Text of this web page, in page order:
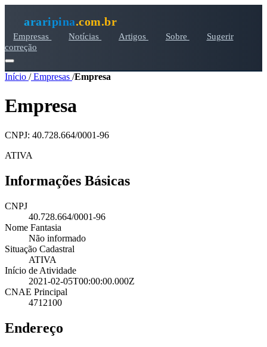
araripina.com.br
Empresas Notícias Artigos Sobre
Sugerir
correção
Início /Empresas /Empresa
Empresa
CNPJ: 40.728.664/0001-96
ATIVA
Informações Básicas
CNPJ
40.728.664/0001-96
Nome Fantasia
Não informado
Situação Cadastral
ATIVA
Início de Atividade
2021-02-05T00:00:00.000Z
CNAE Principal
4712100
Endereço